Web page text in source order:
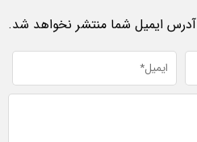
آدرس ایمیل شما منتشر نخواهد شد.